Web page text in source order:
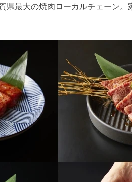
県最大の焼肉ローカルチェーン